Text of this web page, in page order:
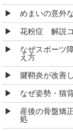
めまいの意外
花粉症 解説
なぜスポーツ
え方
腱鞘炎が改善
なぜ姿勢・猫
産後の骨盤矯
処